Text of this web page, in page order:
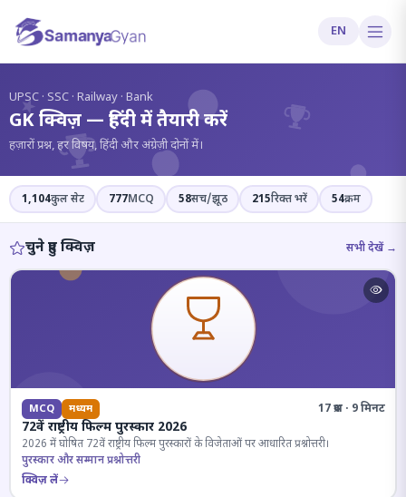
EN
?
UPSC · SSC · Railway · Bank
GK क्विज़ — हिंदी में तैयारी करें
हज़ारों प्रश्न, हर विषय, हिंदी और अंग्रेज़ी दोनों में।
1,104कुल सेट 777MCQ 58सच/झूठ 215रिक्त भरें 54क्रम
चुने हुए क्विज़ सभी देखें →
MCQ मध्यम 17 प्रश्न · 9 मिनट
72वें राष्ट्रीय फिल्म पुरस्कार 2026
2026 में घोषित 72वें राष्ट्रीय फिल्म पुरस्कारों के विजेताओं पर आधारित प्रश्नोत्तरी।
पुरस्कार और सम्मान प्रश्नोत्तरी
क्विज़ लें